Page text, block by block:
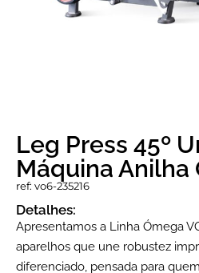
Leg Press 45º
Máquina Anilha
ref: vo6-235216
Detalhes:
Apresentamos a Linha Ómega
aparelhos que une robustez
diferenciado, pensada para